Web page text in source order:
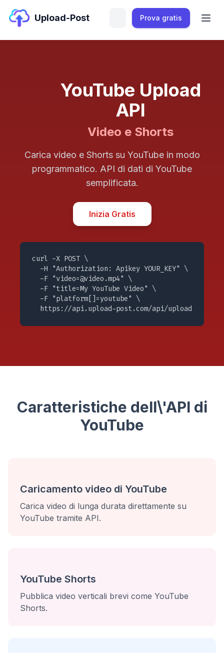
Upload-Post Prova gratis
YouTube Upload
API
Video e Shorts
Carica video e Shorts su YouTube in modo
programmatico. API di dati di YouTube
semplificata.
Inizia Gratis
curl -X POST \
  -H "Authorization: Apikey YOUR_KEY" \
  -F "
video=@video.mp4" \
  -F "title=My YouTube Video" \
  -F "platform[]=youtube" \
  https://api.upload-post.com/api/upload
Caratteristiche dell\'API di
YouTube
Caricamento video di YouTube
Carica video di lunga durata direttamente su
YouTube tramite API.
YouTube Shorts
Pubblica video verticali brevi come YouTube
Shorts.